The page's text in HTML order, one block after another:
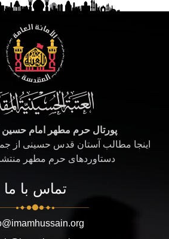
پورتال حرم مطهر امام حسین
اینجا مطالب آستان قدس حسینی از
دستاوردهای حرم مطهر
تماس با ما